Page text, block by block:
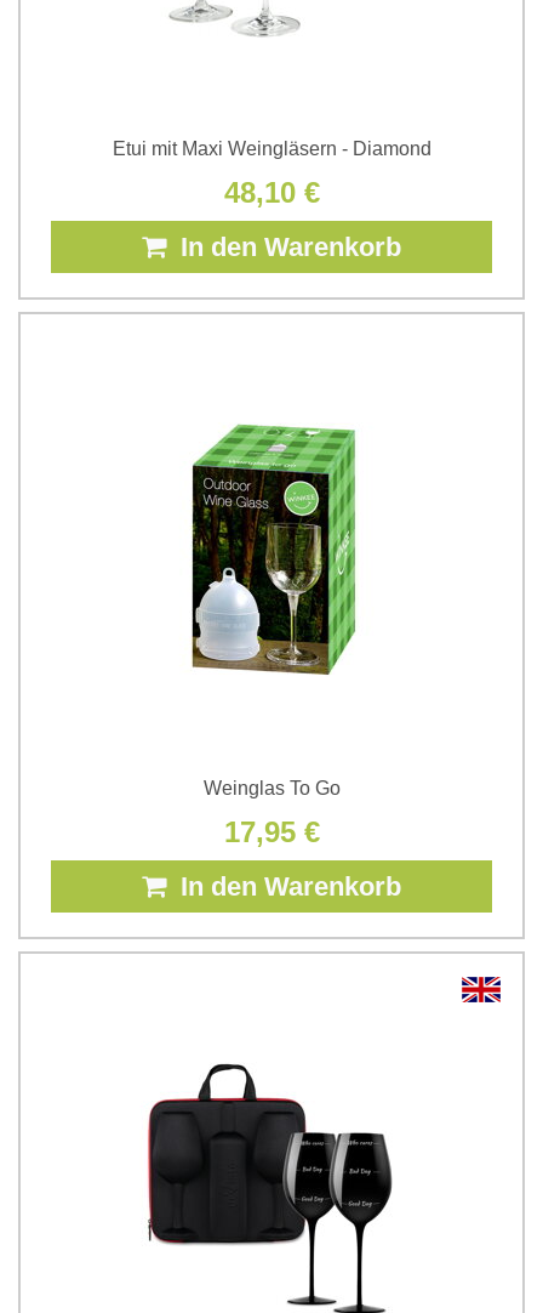
Etui mit Maxi Weingläsern - Diamond
48,10 €
In den Warenkorb
Weinglas To Go
17,95 €
In den Warenkorb